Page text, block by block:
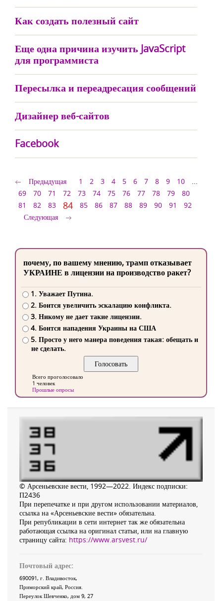
Как создать полезный сайт
Еще одна причина изучить JavaScript
для программиста
Пересылка и переадресация сообщений
Дизайнер веб-сайтов
Facebook
Предыдущая 1 2 3 4 5 6 7 8 9 10
...
69
70 71 72 73 74 75 76 77 78 79
80
81
82 83 84 85 86 87 88 89 90 91
92
Следующая
почему, по вашему мнению, трамп отказывает
УКРАИНЕ в лицензии на производство ракет?
1. Уважает Путина.
2. Боится увеличить эскалацию конфликта.
3. Никому не дает такие лицензии.
4. Боится нападения Украины на США
5. Просто у него манера поведения такая: обещать и
не сделать.
Всего проголосовало
1 человек
Прошлые опросы
© Арсеньевские вести, 1992—2022. Индекс подписки:
П2436
При перепечатке и при другом использовании материалов,
ссылка на «Арсеньевские вести» обязательна.
При републикации в сети интернет так же обязательна
работающая ссылка на оригинал статьи, или на главную
страницу сайта: https://www.arsvest.ru/
Почтовый адрес:
690091, г. Владивосток,
Приморский край, Россия
Переулок Шевченко, дом 9, 27